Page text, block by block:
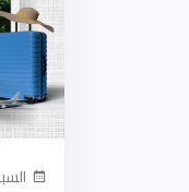
السبت 3